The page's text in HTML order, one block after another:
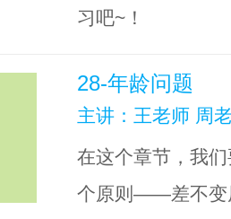
习吧~！
28-年龄问题
主讲：王老师 周
在这个章节，我
个原则——差不变